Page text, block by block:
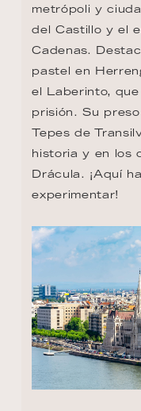
metrópoli y
del Castillo y el
Cadenas.
pastel en
el Laberinto,
prisión. Su
Tepes de
historia y en los
Drácula. ¡Aquí
experimentar!